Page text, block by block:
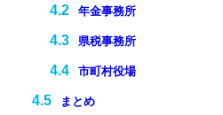
年金事務所
県税事務所
市町村役場
まとめ